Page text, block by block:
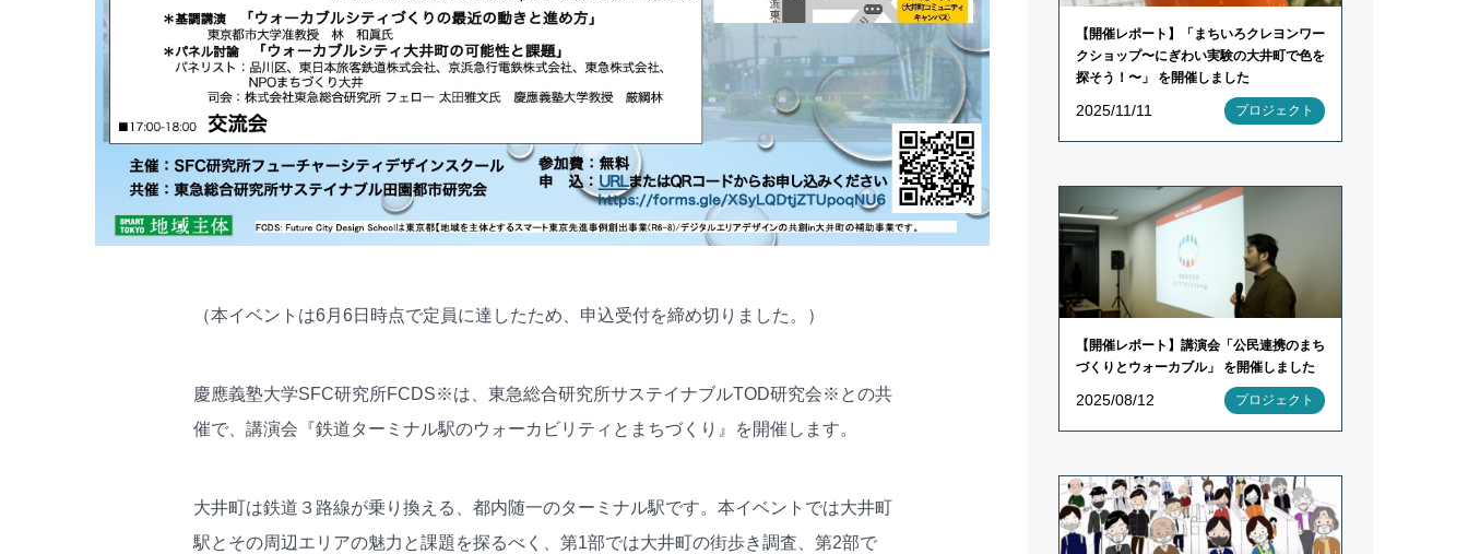
（本イベントは6月6日時点で定員に達したため、申込受付を締め切りました。）
慶應義塾大学SFC研究所FCDS※は、東急総合研究所サステイナブルTOD研究会※との共
催で、講演会『鉄道ターミナル駅のウォーカビリティとまちづくり』を開催します。
大井町は鉄道３路線が乗り換える、都内随一のターミナル駅です。本イベントでは大井町
駅とその周辺エリアの魅力と課題を探るべく、第1部では大井町の街歩き調査、第2部で
【開催レポート】「まちいろクレヨンワー
クショップ〜にぎわい実験の大井町で色を
探そう！〜」 を開催しました
2025/11/11 プロジェクト
【開催レポート】講演会「公民連携のまち
づくりとウォーカブル」 を開催しました
2025/08/12 プロジェクト